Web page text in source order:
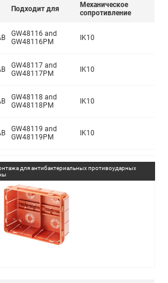
Подходит для
Механическое
сопротивление
GW48116 and
GW48116PM
IK10
GW48117 and
GW48117PM
IK10
GW48118 and
GW48118PM
IK10
GW48119 and
GW48119PM
IK10
для антибактериальных противоударных